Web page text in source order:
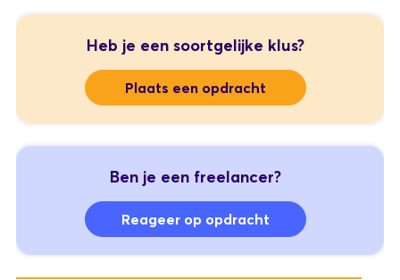
Heb je een soortgelijke klus?
Plaats een opdracht
Ben je een freelancer?
Reageer op opdracht